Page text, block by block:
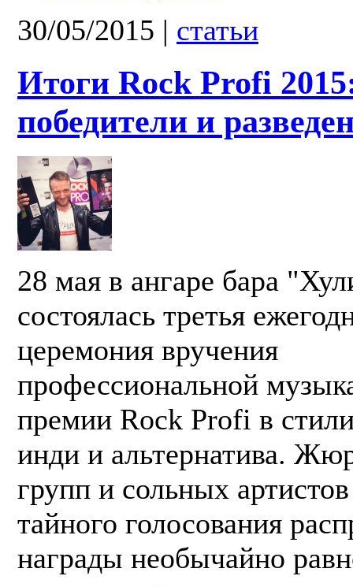
30/05/2015 | статьи
Итоги Rock Profi
победители и
28 мая в ангаре бара
состоялась третья
церемония вручения
профессиональной
премии Rock Profi в
инди и альтернатива.
групп и сольных
тайного голосования
награды необычайно